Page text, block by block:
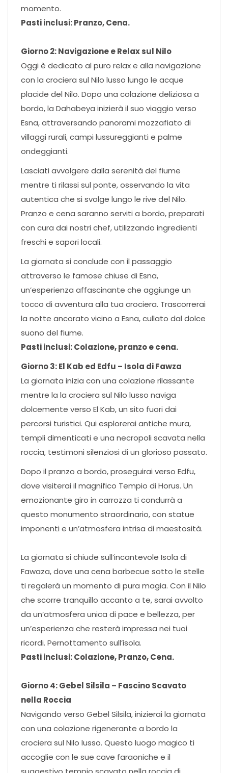
momento.
Pasti inclusi: Pranzo, Cena.
Giorno 2: Navigazione e Relax sul Nilo
Oggi è dedicato al puro relax e alla navigazione
con la crociera sul Nilo lusso lungo le acque
placide del Nilo. Dopo una colazione deliziosa a
bordo, la Dahabeya inizierà il suo viaggio verso
Esna, attraversando panorami mozzafiato di
villaggi rurali, campi lussureggianti e palme
ondeggianti.
Lasciati avvolgere dalla serenità del fiume
mentre ti rilassi sul ponte, osservando la vita
autentica che si svolge lungo le rive del Nilo.
Pranzo e cena saranno serviti a bordo, preparati
con cura dai nostri chef, utilizzando ingredienti
freschi e sapori locali.
La giornata si conclude con il passaggio
attraverso le famose chiuse di Esna,
un’esperienza affascinante che aggiunge un
tocco di avventura alla tua crociera. Trascorrerai
la notte ancorato vicino a Esna, cullato dal dolce
suono del fiume.
Pasti inclusi: Colazione, pranzo e cena.
Giorno 3: El Kab ed Edfu – Isola di Fawza
La giornata inizia con una colazione rilassante
mentre la la crociera sul Nilo lusso naviga
dolcemente verso El Kab, un sito fuori dai
percorsi turistici. Qui esplorerai antiche mura,
templi dimenticati e una necropoli scavata nella
roccia, testimoni silenziosi di un glorioso passato.
Dopo il pranzo a bordo, proseguirai verso Edfu,
dove visiterai il magnifico Tempio di Horus. Un
emozionante giro in carrozza ti condurrà a
questo monumento straordinario, con statue
imponenti e un’atmosfera intrisa di maestosità.
La giornata si chiude sull’incantevole Isola di
Fawaza, dove una cena barbecue sotto le stelle
ti regalerà un momento di pura magia. Con il Nilo
che scorre tranquillo accanto a te, sarai avvolto
da un’atmosfera unica di pace e bellezza, per
un’esperienza che resterà impressa nei tuoi
ricordi. Pernottamento sull’isola.
Pasti inclusi: Colazione, Pranzo, Cena.
Giorno 4: Gebel Silsila – Fascino Scavato
nella Roccia
Navigando verso Gebel Silsila, inizierai la giornata
con una colazione rigenerante a bordo la
crociera sul Nilo lusso. Questo luogo magico ti
accoglie con le sue cave faraoniche e il